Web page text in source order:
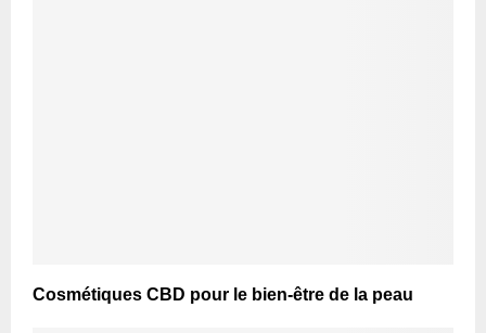
Cosmétiques CBD pour le bien-être de la peau